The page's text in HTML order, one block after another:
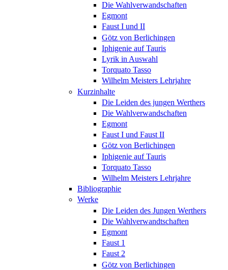
Die Wahlverwandschaften
Egmont
Faust I und II
Götz von Berlichingen
Iphigenie auf Tauris
Lyrik in Auswahl
Torquato Tasso
Wilhelm Meisters Lehrjahre
Kurzinhalte
Die Leiden des jungen Werthers
Die Wahlverwandschaften
Egmont
Faust I und Faust II
Götz von Berlichingen
Iphigenie auf Tauris
Torquato Tasso
Wilhelm Meisters Lehrjahre
Bibliographie
Werke
Die Leiden des Jungen Werthers
Die Wahlverwandtschaften
Egmont
Faust 1
Faust 2
Götz von Berlichingen